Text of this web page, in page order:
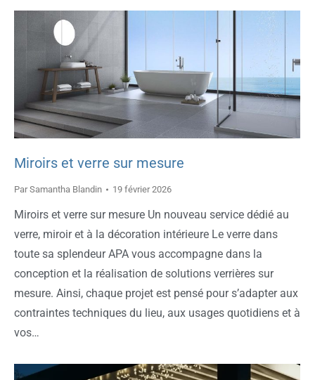
Miroirs et verre sur mesure
ParSamantha Blandin 19 février 2026
Miroirs et verre sur mesure Un nouveau service dédié au
verre, miroir et à la décoration intérieure Le verre dans
toute sa splendeur APA vous accompagne dans la
conception et la réalisation de solutions verrières sur
mesure. Ainsi, chaque projet est pensé pour s’adapter aux
contraintes techniques du lieu, aux usages quotidiens et à
vos…